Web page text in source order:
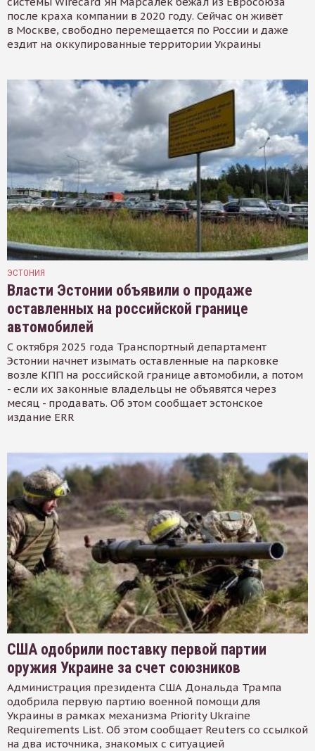
после краха компании в 2020 году. Сейчас он живёт
в Москве, свободно перемещается по России и даже
ездит на оккупированные территории Украины
ЭСТОНИЯ
Власти Эстонии объявили о продаже
оставленных на российской границе
автомобилей
С октября 2025 года Транспортный департамент
Эстонии начнет изымать оставленные на парковке
возле КПП на российской границе автомобили, а потом
- если их законные владельцы не объявятся через
месяц - продавать. Об этом сообщает эстонское
издание ERR
США одобрили поставку первой партии
оружия Украине за счет союзников
Администрация президента США Дональда Трампа
одобрила первую партию военной помощи для
Украины в рамках механизма Priority Ukraine
Requirements List. Об этом сообщает Reuters со ссылкой
на два источника, знакомых с ситуацией